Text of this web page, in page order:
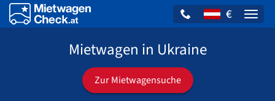
€
Mietwagen in Ukraine
Zur Mietwagensuche